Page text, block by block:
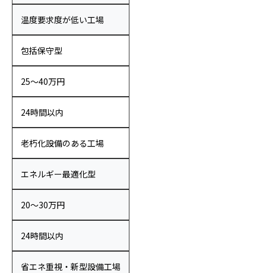
温度要求度が低い工場
包括保守型
25〜40万円
24時間以内
老朽化設備のある工場
エネルギー最適化型
20〜30万円
24時間以内
省エネ重視・新型設備工場